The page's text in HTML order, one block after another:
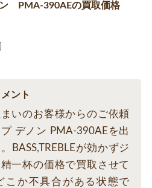
PMA-390AEの買取価格
ント
いのお客様からのご依頼
デノン PMA-390AEを出
BASS,TREBLEが効かずジ
一杯の価格で買取させて
こか不具合がある状態で